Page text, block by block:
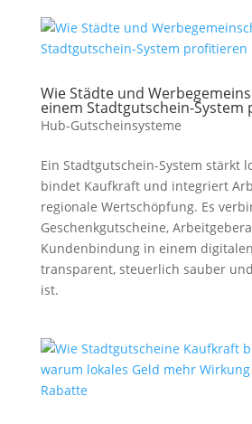
Wie Städte und
einem Stadtgutschein-System
Hub-Gutscheinsysteme
Ein Stadtgutschein-System stärkt
bindet Kaufkraft und integriert
regionale Wertschöpfung. Es
Geschenkgutscheine,
Kundenbindung in einem
transparent, steuerlich sauber
ist.